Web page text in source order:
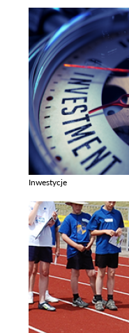
Inwestycje